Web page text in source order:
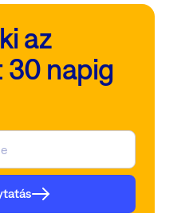
az
30 napig